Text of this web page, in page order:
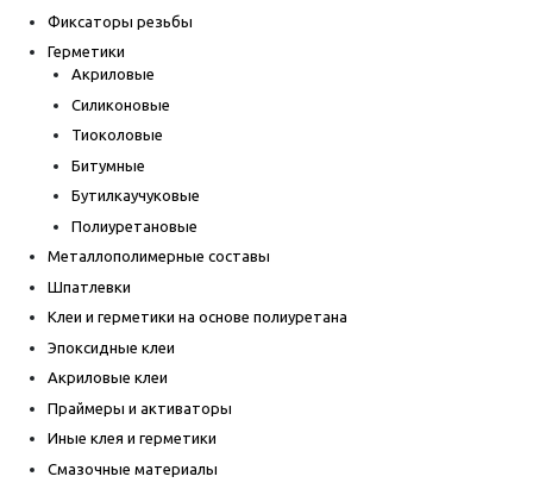
Фиксаторы резьбы
Герметики
Акриловые
Силиконовые
Тиоколовые
Битумные
Бутилкаучуковые
Полиуретановые
Металлополимерные составы
Шпатлевки
Клеи и герметики на основе полиуретана
Эпоксидные клеи
Акриловые клеи
Праймеры и активаторы
Иные клея и герметики
Смазочные материалы